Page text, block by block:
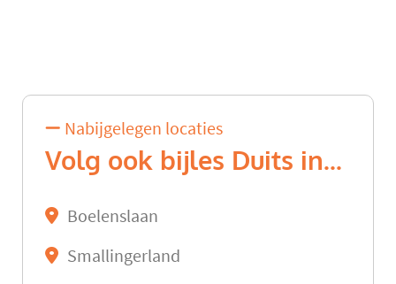
Nabijgelegen locaties
Volg ook bijles Duits in...
Boelenslaan
Smallingerland